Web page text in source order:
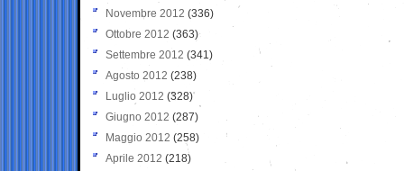
Novembre 2012 (336)
Ottobre 2012 (363)
Settembre 2012 (341)
Agosto 2012 (238)
Luglio 2012 (328)
Giugno 2012 (287)
Maggio 2012 (258)
Aprile 2012 (218)